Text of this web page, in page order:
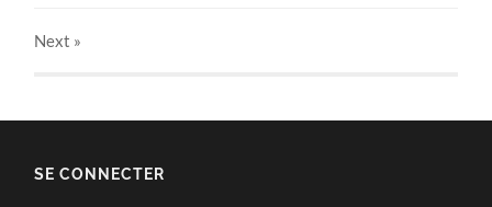
Next »
SE CONNECTER